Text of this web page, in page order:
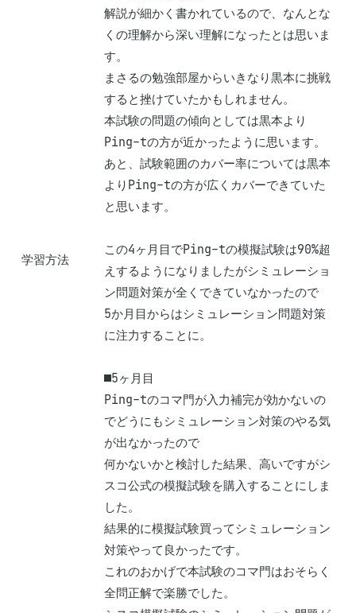
学習方法
解説が細かく書かれているので、なんとな
くの理解から深い理解になったとは思いま
す。
まさるの勉強部屋からいきなり黒本に挑戦
すると挫けていたかもしれません。
本試験の問題の傾向としては黒本より
Ping-tの方が近かったように思います。
あと、試験範囲のカバー率については黒本
よりPing-tの方が広くカバーできていた
と思います。
この4ヶ月目でPing-tの模擬試験は90%超
えするようになりましたがシミュレーショ
ン問題対策が全くできていなかったので
5か月目からはシミュレーション問題対策
に注力することに。
■5ヶ月目
Ping-tのコマ門が入力補完が効かないの
でどうにもシミュレーション対策のやる気
が出なかったので
何かないかと検討した結果、高いですがシ
スコ公式の模擬試験を購入することにしま
した。
結果的に模擬試験買ってシミュレーション
対策やって良かったです。
これのおかげで本試験のコマ門はおそらく
全問正解で楽勝でした。